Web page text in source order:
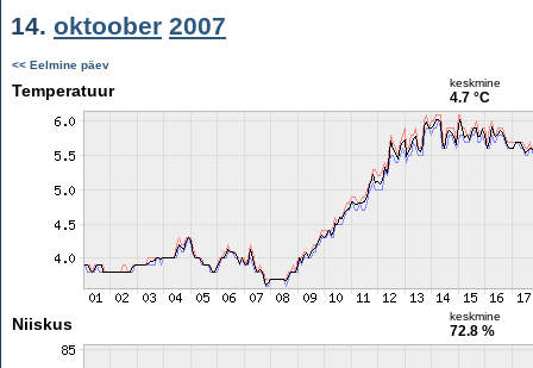
14. oktoober 2007
<< Eelmine päev
Temperatuur keskmine
4.7 °C
Niiskus keskmine
72.8 %